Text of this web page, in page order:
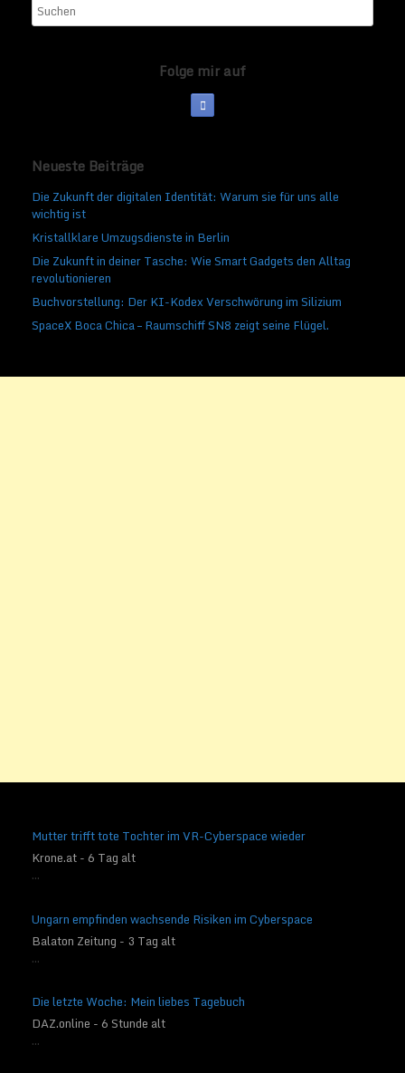
Folge mir auf
Neueste Beiträge
Die Zukunft der digitalen Identität: Warum sie für uns alle
wichtig ist
Kristallklare Umzugsdienste in Berlin
Die Zukunft in deiner Tasche: Wie Smart Gadgets den Alltag
revolutionieren
Buchvorstellung: Der KI-Kodex Verschwörung im Silizium
SpaceX Boca Chica – Raumschiff SN8 zeigt seine Flügel.
Mutter trifft tote Tochter im VR-Cyberspace wieder
Krone.at - 6 Tag alt
...
Ungarn empfinden wachsende Risiken im Cyberspace
Balaton Zeitung - 3 Tag alt
...
Die letzte Woche: Mein liebes Tagebuch
DAZ.online - 6 Stunde alt
...